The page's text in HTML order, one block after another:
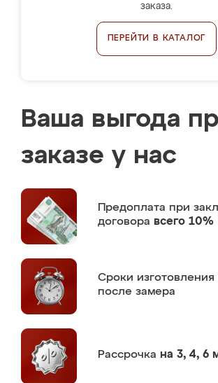
заказа.
ПЕРЕЙТИ В КАТАЛОГ
Ваша выгода
заказе у нас
Предоплата при
договора всего 10%
Сроки изготовления
после замера
Рассрочка на 3, 4, 6